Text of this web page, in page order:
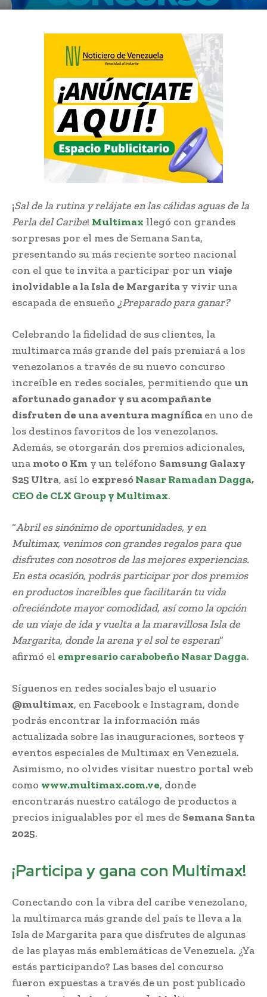
¡Sal de la rutina y relájate en las cálidas aguas de la
Perla del Caribe! Multimax llegó con grandes
sorpresas por el mes de Semana Santa,
presentando su más reciente sorteo nacional
con el que te invita a participar por un viaje
inolvidable a la Isla de Margaritay vivir una
escapada de ensueño ¿Preparado para ganar?
Celebrando la fidelidad de sus clientes, la
multimarca más grande del país premiará a los
venezolanos a través de su nuevo concurso
increíble en redes sociales, permitiendo que un
afortunado ganador y su acompañante
disfruten de una aventura magníficaen uno de
los destinos favoritos de los venezolanos.
Además, se otorgarán dos premios adicionales,
una moto 0 Km y un teléfono Samsung Galaxy
S25 Ultra, así lo expresóNasar Ramadan Dagga,
CEO de CLX Group y Multimax.
“Abril es sinónimo de oportunidades, y en
Multimax, venimos con grandes regalos para que
disfrutes con nosotros de las mejores experiencias.
En esta ocasión, podrás participar por dos premios
en productos increíbles que facilitarán tu vida
ofreciéndote mayor comodidad, así como la opción
de un viaje de ida y vuelta a la maravillosa Isla de
Margarita, donde la arena y el sol te esperan”
afirmó el empresario carabobeñoNasar Dagga.
Síguenos en redes sociales bajo el usuario
@multimax, en Facebook e Instagram, donde
podrás encontrar la información más
actualizada sobre las inauguraciones, sorteos y
eventos especiales de Multimax en Venezuela.
Asimismo, no olvides visitar nuestro portal web
como www.multimax.com.ve, donde
encontrarás nuestro catálogo de productos a
precios inigualables por el mes de Semana Santa
2025.
¡Participa y gana con Multimax!
Conectando con la vibra del caribe venezolano,
la multimarca más grande del país te lleva a la
Isla de Margarita para que disfrutes de algunas
de las playas más emblemáticas de Venezuela. ¿Ya
estás participando? Las bases del concurso
fueron expuestas a través de un post publicado